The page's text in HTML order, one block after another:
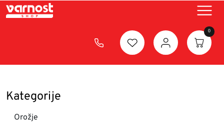
×
KOŠARICA
0
Kategorije
Orožje